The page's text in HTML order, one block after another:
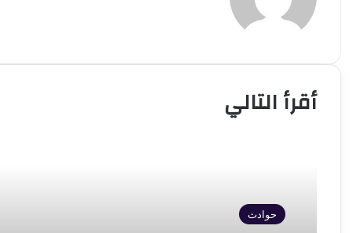
أقرأ التالي
حوادث